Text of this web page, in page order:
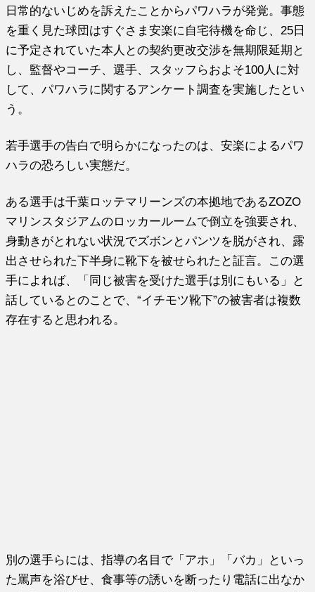
日常的ないじめを訴えたことからパワハラが発覚。事態
を重く見た球団はすぐさま安楽に自宅待機を命じ、25日
に予定されていた本人との契約更改交渉を無期限延期と
し、監督やコーチ、選手、スタッフらおよそ100人に対
して、パワハラに関するアンケート調査を実施したとい
う。
若手選手の告白で明らかになったのは、安楽によるパワ
ハラの恐ろしい実態だ。
ある選手は千葉ロッテマリーンズの本拠地であるZOZO
マリンスタジアムのロッカールームで倒立を強要され、
身動きがとれない状況でズボンとパンツを脱がされ、露
出させられた下半身に靴下を被せられたと証言。この選
手によれば、「同じ被害を受けた選手は別にもいる」と
話しているとのことで、“イチモツ靴下”の被害者は複数
存在すると思われる。
別の選手らには、指導の名目で「アホ」「バカ」といっ
た罵声を浴びせ、食事等の誘いを断ったり電話に出なか